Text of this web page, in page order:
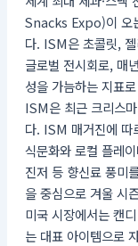
Snacks Expo)이 오
다. ISM은 초콜릿,
글로벌 전시회로, 매
성을 가늠하는 지표
ISM은 최근 크리스
다. ISM 매거진에 따
식문화와 로컬 플레
진저 등 향신료 풍미
을 중심으로 겨울 시
미국 시장에서는 캔
는 대표 아이템으로